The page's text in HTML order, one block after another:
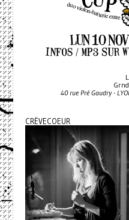
40 rue Pré Gaudry -
CRËVECOEUR